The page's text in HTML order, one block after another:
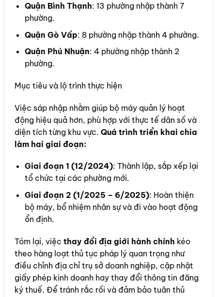
Quận Bình Thạnh: 13 phường nhập thành 7
phường.
Quận Gò Vấp: 8 phường nhập thành 4 phường.
Quận Phú Nhuận: 4 phường nhập thành 2
phường.
Mục tiêu và lộ trình thực hiện
Việc sáp nhập nhằm giúp bộ máy quản lý hoạt
động hiệu quả hơn, phù hợp với thực tế dân số và
diện tích từng khu vực. Quá trình triển khai chia
làm hai giai đoạn:
Giai đoạn 1 (12/2024): Thành lập, sắp xếp lại
tổ chức tại các phường mới.
Giai đoạn 2 (1/2025 – 6/2025): Hoàn thiện
bộ máy, bổ nhiệm nhân sự và đi vào hoạt động
ổn định.
Tóm lại, việc thay đổi địa giới hành chính kéo
theo hàng loạt thủ tục pháp lý quan trọng như
điều chỉnh địa chỉ trụ sở doanh nghiệp, cập nhật
giấy phép kinh doanh hay thay đổi thông tin đăng
ký thuế. Để tránh rắc rối và đảm bảo tuân thủ